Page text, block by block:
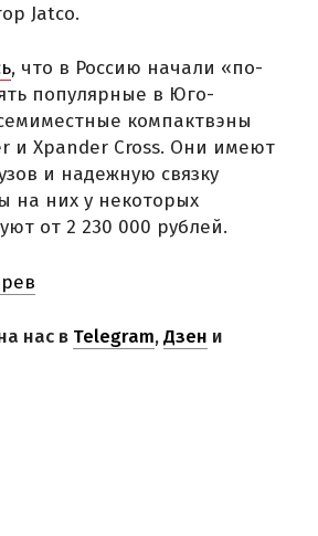
Jatco.
, что в Россию начали «по-
популярные в Юго-
компактвэны
и Xpander Cross. Они имеют
и надежную связку
на них у некоторых
от 2 230 000 рублей.
нас в Telegram,Дзен и